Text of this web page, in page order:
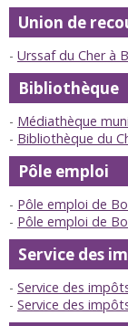
Union de
Urssaf du Cher à
Bibliothèque
Médiathèque
Bibliothèque du
Pôle emploi
Pôle emploi de
Pôle emploi de
Service des
Service des
Service des